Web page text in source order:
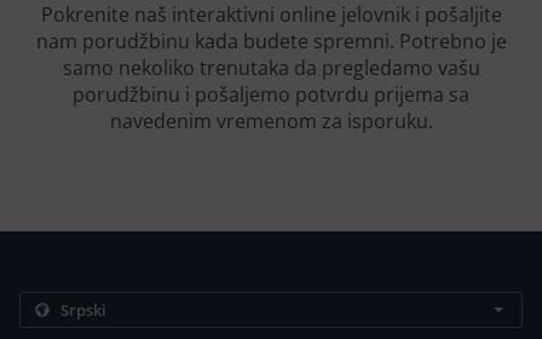
Pokrenite naš interaktivni online jelovnik i pošaljite
nam porudžbinu kada budete spremni. Potrebno je
samo nekoliko trenutaka da pregledamo vašu
porudžbinu i pošaljemo potvrdu prijema sa
navedenim vremenom za isporuku.